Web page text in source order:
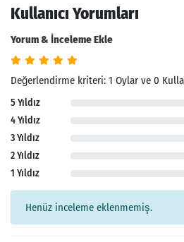
Kullanıcı Yorumları
Yorum & İnceleme Ekle
Değerlendirme kriteri: 1 Oylar ve 0
5 Yıldız
4 Yıldız
3 Yıldız
2 Yıldız
1 Yıldız
Henüz inceleme eklenmemiş.